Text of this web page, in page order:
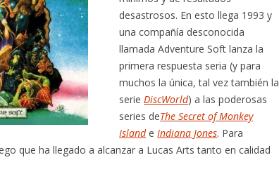
desastrosos. En esto llega 1993 y
una compañía desconocida
llamada Adventure Soft lanza la
primera respuesta seria (y para
muchos la única, tal vez también la
serie DiscWorld) a las poderosas
series deThe Secret of Monkey
Island e Indiana Jones. Para
que ha llegado a alcanzar a Lucas Arts tanto en calidad